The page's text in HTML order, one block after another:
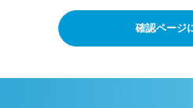
号などの個人情報をお尋
す。また、ユーザーと提
済に関する情報を当社の
サービスを提供できない場
の判断でご依頼をお断りす